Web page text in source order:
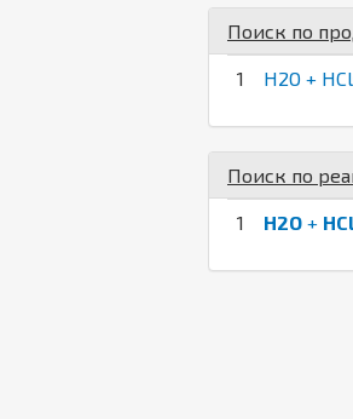
Поиск по
1 H2O +
Поиск по
1 H2O +